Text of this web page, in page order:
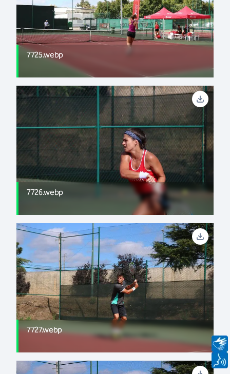
7725.webp
7726.webp
7727.webp